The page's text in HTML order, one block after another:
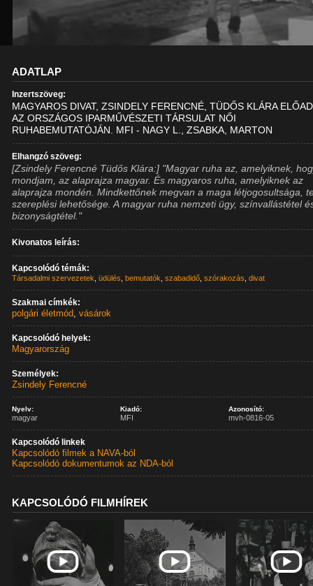
ADATLAP
Inzertszöveg:
MAGYAROS DIVAT, ZSINDELY FERENCNÉ, TÜDŐS KLÁRA
AZ ORSZÁGOS IPARMŰVÉSZETI TÁRSULAT NŐI
RUHABEMUTATÓJÁN. MFI - NAGY L., ZSABKA, MARTON
Elhangzó szöveg:
[Zsindely Ferencné Tüdős Klára:] "Magyar ruha az, amelyiknek,
mondjam, az alaprajza magyar. És magyaros ruha, amelyiknek az
alaprajza mondén. Mindkettőnek megvan a maga létjogosultsága,
szereplési lehetősége. A magyar ruha nemzeti ügy, színvallástétel
bizonyságtétel."
Kivonatos leírás:
Kapcsolódó témák:
Társadalmi szervezetek ,üdülés ,bemutatók ,szabadidő ,szórakozás ,divat
Szakmai címkék:
polgári életmód,vásárok
Kapcsolódó helyek:
Magyarország
Személyek:
Zsindely Ferencné
Nyelv:
magyar
Kiadó:
MFI
Azonosító:
mvh-0816-05
Kapcsolódó linkek
Kapcsolódó filmek a NAVA-ból
Kapcsolódó dokumentumok az NDA-ból
KAPCSOLÓDÓ FILMHÍREK